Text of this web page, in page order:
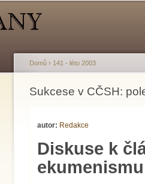
Jste zde
Domů › 141 - léto 2003
Sukcese v CČSH:
autor: Redakce
Diskuse k